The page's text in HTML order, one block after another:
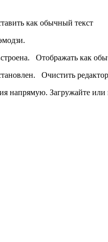
как обычный текст
Отображать как
Очистить редактор
напрямую. Загружайте или